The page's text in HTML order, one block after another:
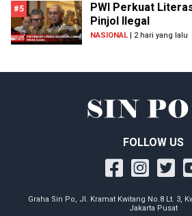
#5
PWI Perkuat
Pinjol Ilegal
NASIONAL | 2 hari yang lalu
FOLLOW US
Graha Sin Po, Jl. Kramat Kwitang No.8 Lt. 3,
Jakarta Pusat